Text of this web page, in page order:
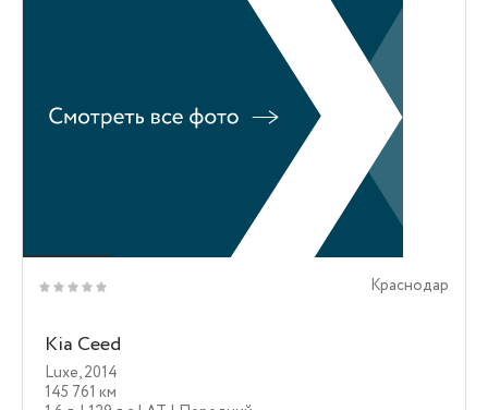
Краснодар
Kia Ceed
Luxe,2014
145 761 км